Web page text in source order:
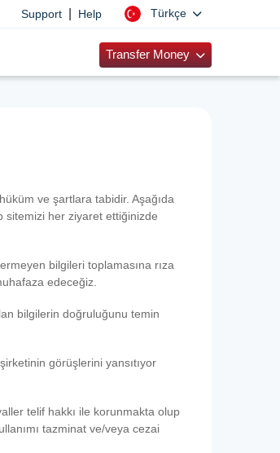
Support Help Türkçe
Transfer Money
ve şartlara tabidir. Aşağıda
sitemizi her ziyaret ettiğinizde
bilgileri toplamasına rıza
edeceğiz.
bilgilerin doğruluğunu temin
görüşlerini yansıtıyor
telif hakkı ile korunmakta olup
tazminat ve/veya cezai